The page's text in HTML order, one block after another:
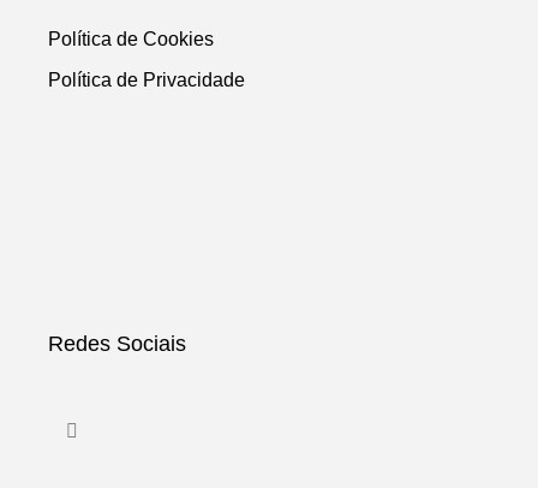
Política de Cookies
Política de Privacidade
Redes Sociais